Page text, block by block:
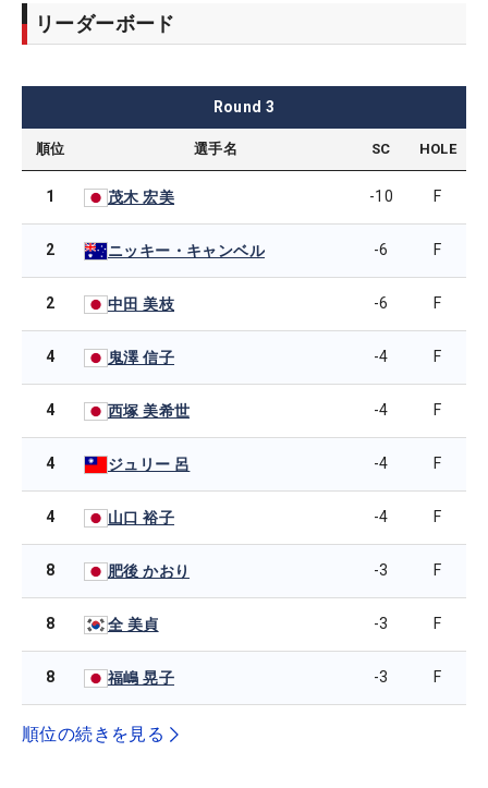
リーダーボード
Round 3
順位 選手名 SC HOLE
1 茂木 宏美 -10 F
2 ニッキー・キャンベル -6 F
2 中田 美枝 -6 F
4 鬼澤 信子 -4 F
4 西塚 美希世 -4 F
4 ジュリー 呂 -4 F
4 山口 裕子 -4 F
8 肥後 かおり -3 F
8 全 美貞 -3 F
8 福嶋 晃子 -3 F
順位の続きを見る